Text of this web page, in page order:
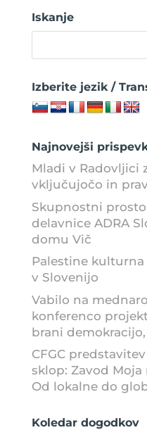
Iskanje
Izberite jezik /
Najnovejši
Mladi v Radovljici
vključujočo in
Skupnostni
delavnice ADRA
domu Vič
Palestine
v Slovenijo
Vabilo na
konferenco
brani
CFGC
sklop: Zavod Moja
Od lokalne do
Koledar dogodkov